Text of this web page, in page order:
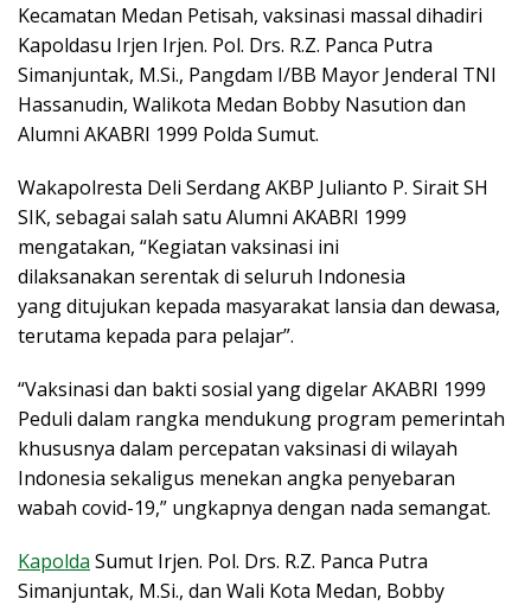
Kecamatan Medan Petisah, vaksinasi massal dihadiri
Kapoldasu Irjen Irjen. Pol. Drs. R.Z. Panca Putra
Simanjuntak, M.Si., Pangdam I/BB Mayor Jenderal TNI
Hassanudin, Walikota Medan Bobby Nasution dan
Alumni AKABRI 1999 Polda Sumut.
Wakapolresta Deli Serdang AKBP Julianto P. Sirait SH
SIK, sebagai salah satu Alumni AKABRI 1999
mengatakan, “Kegiatan vaksinasi ini
dilaksanakan serentak di seluruh Indonesia
yang ditujukan kepada masyarakat lansia dan dewasa,
terutama kepada para pelajar”.
“Vaksinasi dan bakti sosial yang digelar AKABRI 1999
Peduli dalam rangka mendukung program pemerintah
khususnya dalam percepatan vaksinasi di wilayah
Indonesia sekaligus menekan angka penyebaran
wabah covid-19,” ungkapnya dengan nada semangat.
Kapolda Sumut Irjen. Pol. Drs. R.Z. Panca Putra
Simanjuntak, M.Si., dan Wali Kota Medan, Bobby